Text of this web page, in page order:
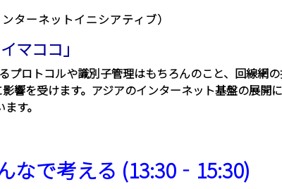
ターネットイニシアティブ）
マココ」
プロトコルや識別子管理はもちろんのこと、回線網
響を受けます。アジアのインターネット基盤の展開
す。
なで考える (13:30‐15:30)